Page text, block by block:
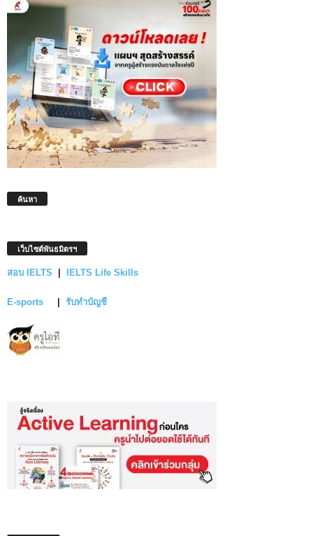
ค้นหา
เว็บไซต์พันธมิตรฯ
สอบ IELTS | IELTS Life Skills
E-sports | รับทำบัญชี